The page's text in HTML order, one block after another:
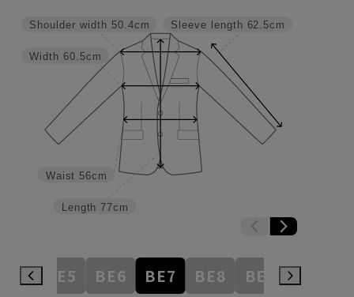
Sleeve length 62.5cm
Length 77cm
Waist 56cm
Width 60.5cm
Shoulder width 50.4cm
BE5 BE6 BE7 BE8 BE9 BE10